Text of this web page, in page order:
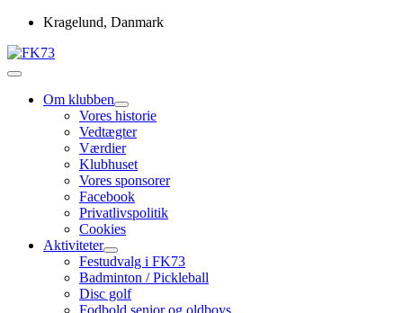
Skip
content
Kragelund, Danmark
FK73
Om klubben
Vores historie
Vedtægter
Værdier
Klubhuset
Vores sponsorer
Facebook
Privatlivspolitik
Cookies
Aktiviteter
Festudvalg i FK73
Badminton / Pickleball
Disc golf
Fodbold senior og oldboys